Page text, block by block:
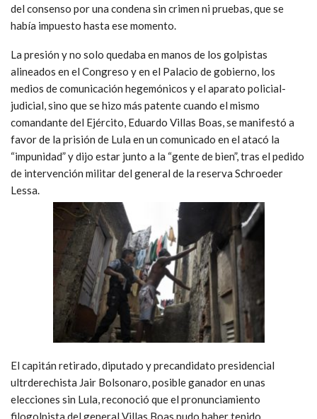
del consenso por una condena sin crimen ni pruebas, que se
había impuesto hasta ese momento.
La presión y no solo quedaba en manos de los golpistas
alineados en el Congreso y en el Palacio de gobierno, los
medios de comunicación hegemónicos y el aparato policial-
judicial, sino que se hizo más patente cuando el mismo
comandante del Ejército, Eduardo Villas Boas, se manifestó a
favor de la prisión de Lula en un comunicado en el atacó la
“impunidad” y dijo estar junto a la “gente de bien”, tras el pedido
de intervención militar del general de la reserva Schroeder
Lessa.
El capitán retirado, diputado y precandidato presidencial
ultrderechista Jair Bolsonaro, posible ganador en unas
elecciones sin Lula, reconoció que el pronunciamiento
filogolpista del general Villas Boas pudo haber tenido